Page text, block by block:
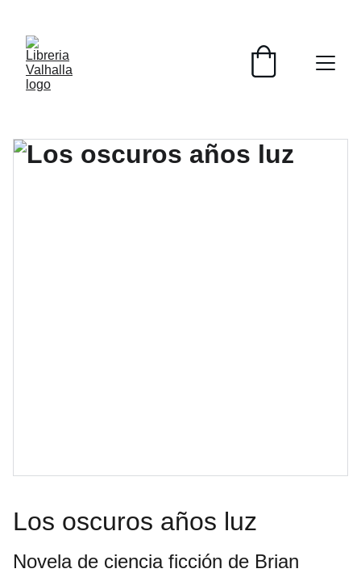
Los oscuros años luz
Novela de ciencia ficción de Brian